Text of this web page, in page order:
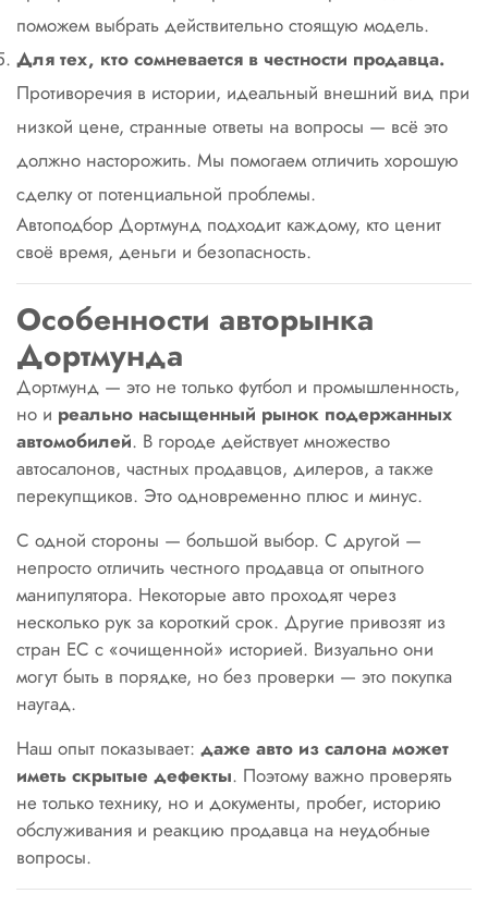
поможем выбрать действительно стоящую модель.
Для тех, кто сомневается в честности продавца.
Противоречия в истории, идеальный внешний вид при
низкой цене, странные ответы на вопросы — всё это
должно насторожить. Мы помогаем отличить хорошую
сделку от потенциальной проблемы.
Автоподбор Дортмунд подходит каждому, кто ценит
своё время, деньги и безопасность.
Особенности авторынка
Дортмунда
Дортмунд — это не только футбол и промышленность,
но и реально насыщенный рынок подержанных
автомобилей. В городе действует множество
автосалонов, частных продавцов, дилеров, а также
перекупщиков. Это одновременно плюс и минус.
С одной стороны — большой выбор. С другой —
непросто отличить честного продавца от опытного
манипулятора. Некоторые авто проходят через
несколько рук за короткий срок. Другие привозят из
стран ЕС с «очищенной» историей. Визуально они
могут быть в порядке, но без проверки — это покупка
наугад.
Наш опыт показывает: даже авто из салона может
иметь скрытые дефекты. Поэтому важно проверять
не только технику, но и документы, пробег, историю
обслуживания и реакцию продавца на неудобные
вопросы.